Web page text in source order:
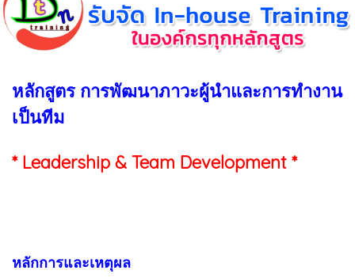
หลักสูตร การพัฒนาภาวะผู้นำและการทำงาน
เป็นทีม
* Leadership & Team Development *
หลักการและเหตุผล